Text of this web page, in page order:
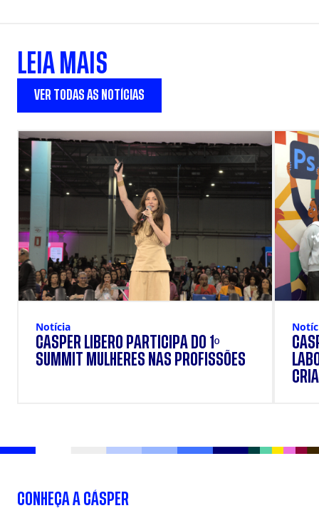
LEIA MAIS
VER TODAS AS NOTÍCIAS
Notícia
CÁSPER LÍBERO PARTICIPA DO 1º
SUMMIT MULHERES NAS PROFISSÕES
CONHEÇA A CÁSPER